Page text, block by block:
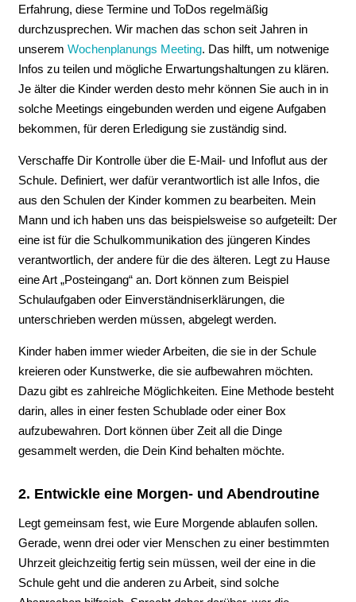
Erfahrung, diese Termine und ToDos regelmäßig
durchzusprechen. Wir machen das schon seit Jahren in
unserem Wochenplanungs Meeting. Das hilft, um notwenige
Infos zu teilen und mögliche Erwartungshaltungen zu klären.
Je älter die Kinder werden desto mehr können Sie auch in in
solche Meetings eingebunden werden und eigene Aufgaben
bekommen, für deren Erledigung sie zuständig sind.
Verschaffe Dir Kontrolle über die E-Mail- und Infoflut aus der
Schule. Definiert, wer dafür verantwortlich ist alle Infos, die
aus den Schulen der Kinder kommen zu bearbeiten. Mein
Mann und ich haben uns das beispielsweise so aufgeteilt: Der
eine ist für die Schulkommunikation des jüngeren Kindes
verantwortlich, der andere für die des älteren. Legt zu Hause
eine Art „Posteingang“ an. Dort können zum Beispiel
Schulaufgaben oder Einverständniserklärungen, die
unterschrieben werden müssen, abgelegt werden.
Kinder haben immer wieder Arbeiten, die sie in der Schule
kreieren oder Kunstwerke, die sie aufbewahren möchten.
Dazu gibt es zahlreiche Möglichkeiten. Eine Methode besteht
darin, alles in einer festen Schublade oder einer Box
aufzubewahren. Dort können über Zeit all die Dinge
gesammelt werden, die Dein Kind behalten möchte.
2. Entwickle eine Morgen- und Abendroutine
Legt gemeinsam fest, wie Eure Morgende ablaufen sollen.
Gerade, wenn drei oder vier Menschen zu einer bestimmten
Uhrzeit gleichzeitig fertig sein müssen, weil der eine in die
Schule geht und die anderen zu Arbeit, sind solche